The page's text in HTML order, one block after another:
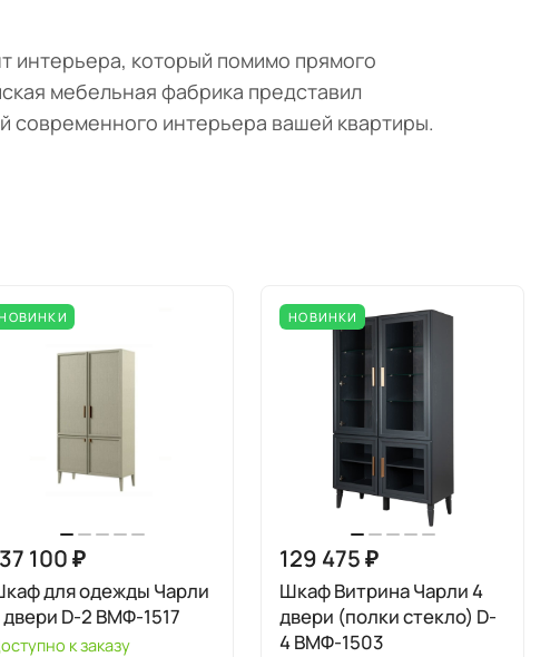
интерьера, который помимо прямого
мебельная фабрика представил
современного интерьера вашей квартиры.
100 ₽
для одежды Чарли
двери D-2 ВМФ-1517
к заказу
НОВИНКИ
129 475 ₽
Шкаф Витрина Чарли 4
двери (полки стекло) D-
4 ВМФ-1503